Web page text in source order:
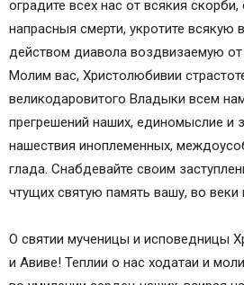
оградите всех нас от всякия
напрасныя смерти, укротите всякую
действом диавола воздвизаемую
Молим вас, Христолюбивии
великодаровитого Владыки всем
прегрешений наших, единомыслие и
нашествия иноплеменных,
глада. Снабдевайте своим
чтущих святую память вашу, во веки
О святии мученицы и исповедницы
и Авиве! Теплии о нас ходатаи и